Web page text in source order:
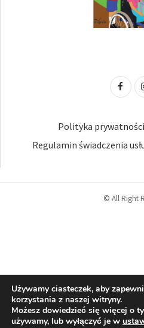
Polityka
Regulamin świadczenia
© All Right
Używamy ciasteczek, aby
korzystania z naszej witryny.
Możesz dowiedzieć się więcej o
używamy, lub wyłączyć je w